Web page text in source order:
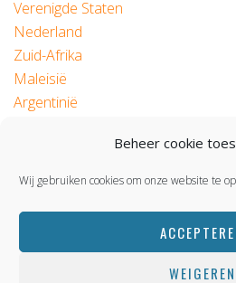
Beheer cookie
Wij gebruiken cookies om onze website te
WEIGEREN
Verenigde Staten
Nederland
Zuid-Afrika
Maleisië
Argentinië
© 2026